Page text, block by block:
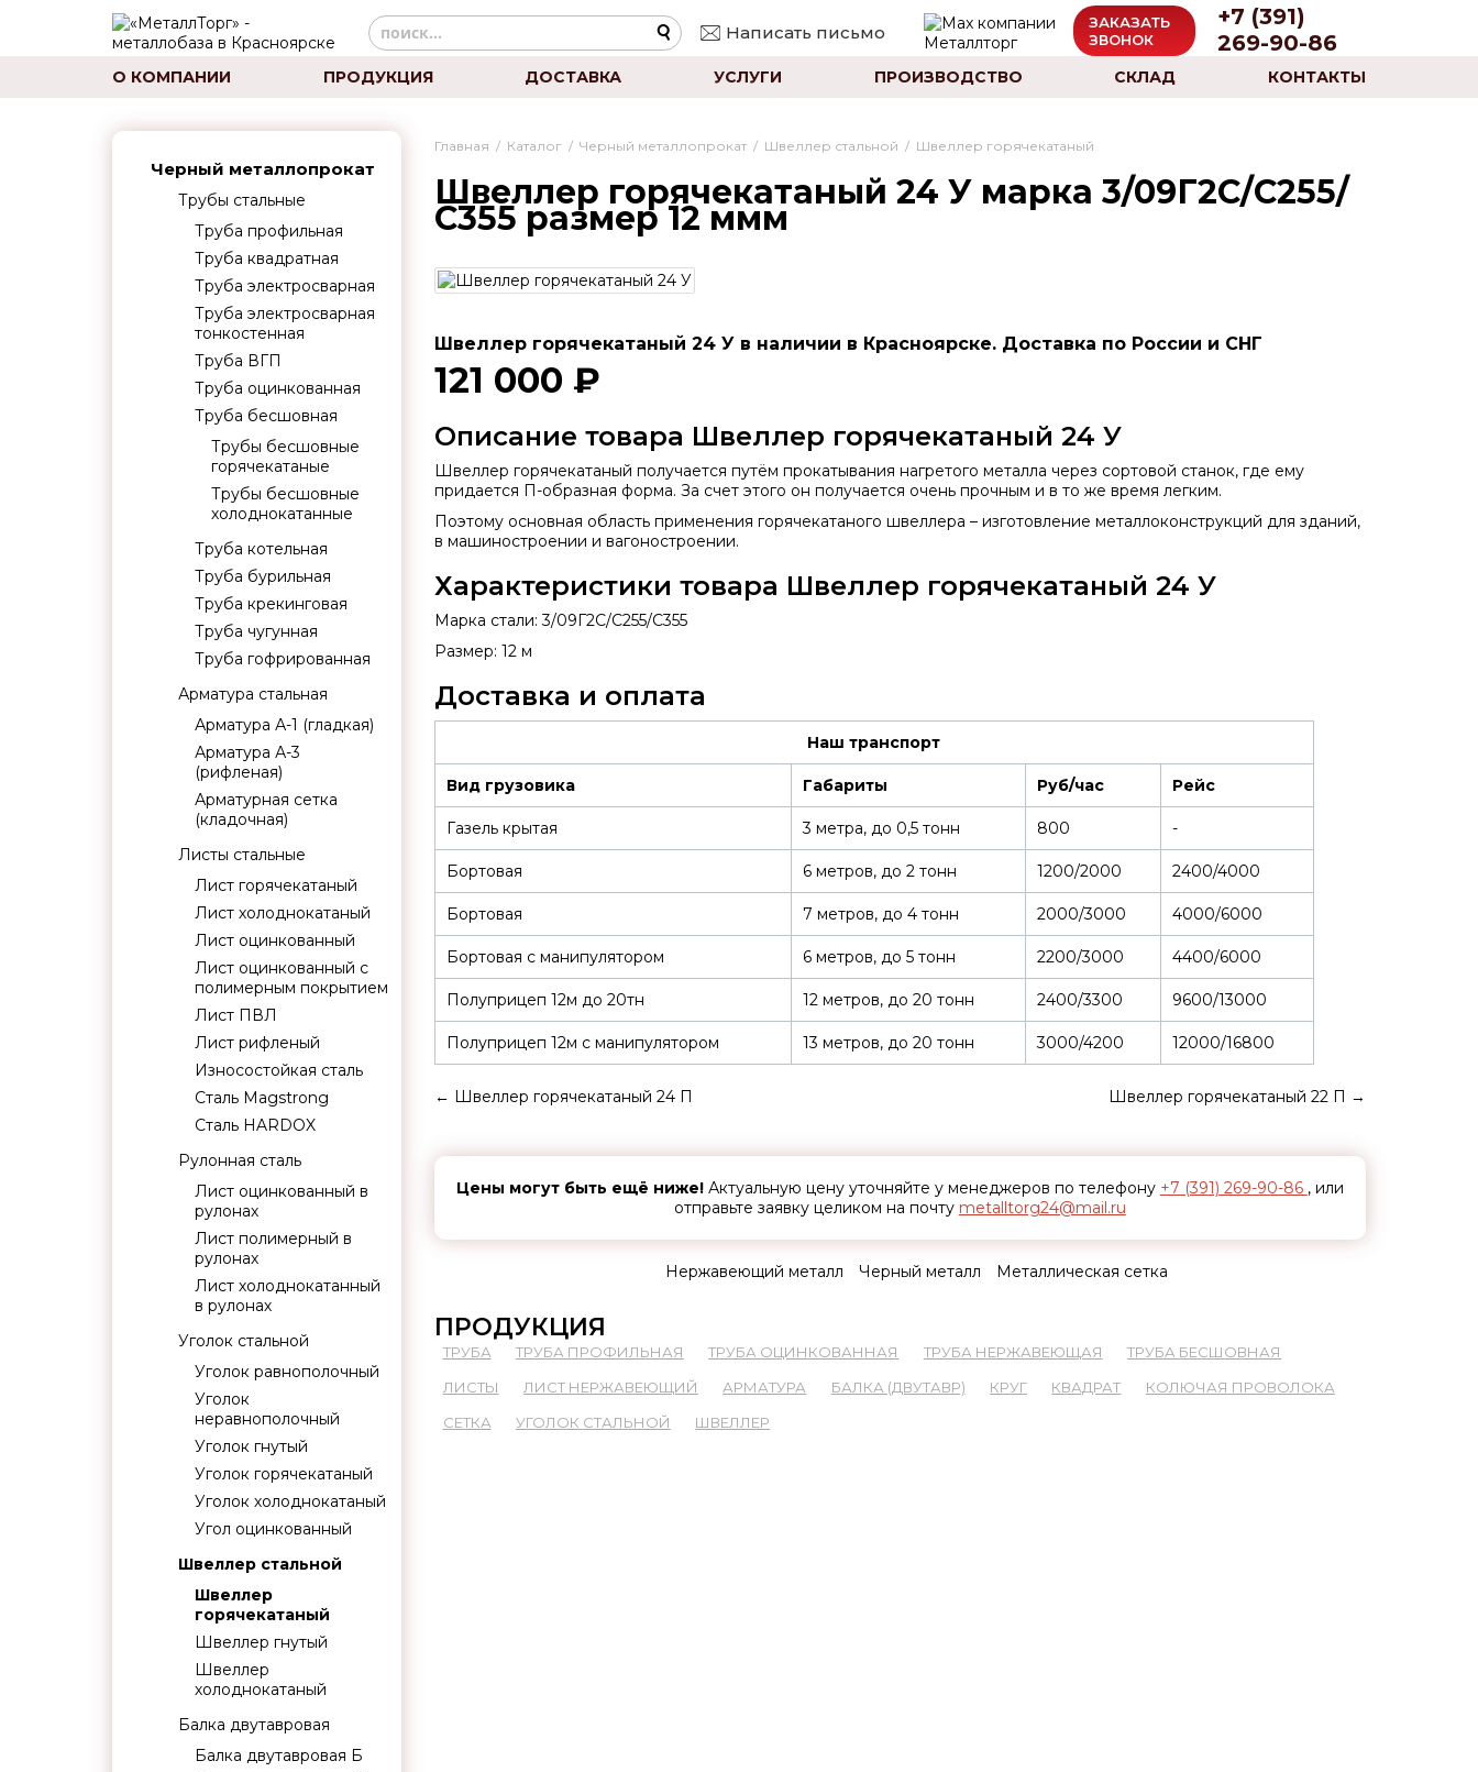
Написать письмо
ЗАКАЗАТЬ
ЗВОНОК
+7 (391)
269-90-86
О КОМПАНИИ ПРОДУКЦИЯ ДОСТАВКА УСЛУГИ ПРОИЗВОДСТВО СКЛАД КОНТАКТЫ
Черный металлопрокат
Трубы стальные
Труба профильная
Труба квадратная
Труба электросварная
Труба электросварная
тонкостенная
Труба ВГП
Труба оцинкованная
Труба бесшовная
Трубы бесшовные
горячекатаные
Трубы бесшовные
холоднокатанные
Труба котельная
Труба бурильная
Труба крекинговая
Труба чугунная
Труба гофрированная
Арматура стальная
Арматура А-1 (гладкая)
Арматура А-3
(рифленая)
Арматурная сетка
(кладочная)
Листы стальные
Лист горячекатаный
Лист холоднокатаный
Лист оцинкованный
Лист оцинкованный с
полимерным покрытием
Лист ПВЛ
Лист рифленый
Износостойкая сталь
Сталь Magstrong
Сталь HARDOX
Рулонная сталь
Лист оцинкованный в
рулонах
Лист полимерный в
рулонах
Лист холоднокатанный
в рулонах
Уголок стальной
Уголок равнополочный
Уголок
неравнополочный
Уголок гнутый
Уголок горячекатаный
Уголок холоднокатаный
Угол оцинкованный
Швеллер стальной
Швеллер
горячекатаный
Швеллер гнутый
Швеллер
холоднокатаный
Балка двутавровая
Балка двутавровая Б
Главная / Каталог / Черный металлопрокат / Швеллер стальной / Швеллер горячекатаный
Швеллер горячекатаный 24 У марка 3/09Г2С/С255/
С355 размер 12 ммм
Швеллер горячекатаный 24 У в наличии в Красноярске. Доставка по России и СНГ
121 000 ₽
Описание товара Швеллер горячекатаный 24 У
Швеллер горячекатаный получается путём прокатывания нагретого металла через сортовой станок, где ему
придается П-образная форма. За счет этого он получается очень прочным и в то же время легким.
Поэтому основная область применения горячекатаного швеллера – изготовление металлоконструкций для зданий,
в машиностроении и вагоностроении.
Характеристики товара Швеллер горячекатаный 24 У
Марка стали: 3/09Г2С/С255/С355
Размер: 12 м
Доставка и оплата
Наш транспорт
Вид грузовика Габариты Руб/час Рейс
Газель крытая 3 метра, до 0,5 тонн 800 -
Бортовая 6 метров, до 2 тонн 1200/2000 2400/4000
Бортовая 7 метров, до 4 тонн 2000/3000 4000/6000
Бортовая с манипулятором 6 метров, до 5 тонн 2200/3000 4400/6000
Полуприцеп 12м до 20тн 12 метров, до 20 тонн 2400/3300 9600/13000
Полуприцеп 12м с манипулятором 13 метров, до 20 тонн 3000/4200 12000/16800
← Швеллер горячекатаный 24 П Швеллер горячекатаный 22 П →
Цены могут быть ещё ниже!Актуальную цену уточняйте у менеджеров по телефону +7 (391) 269-90-86 , или
отправьте заявку целиком на почту metalltorg24@mail.ru
Нержавеющий металл Черный металл Металлическая сетка
ПРОДУКЦИЯ
ТРУБА ТРУБА ПРОФИЛЬНАЯ ТРУБА ОЦИНКОВАННАЯ ТРУБА НЕРЖАВЕЮЩАЯ
ТРУБА БЕСШОВНАЯ
ЛИСТЫ
ЛИСТ НЕРЖАВЕЮЩИЙ АРМАТУРА БАЛКА (ДВУТАВР) КРУГ КВАДРАТ
КОЛЮЧАЯ ПРОВОЛОКА
СЕТКА
УГОЛОК СТАЛЬНОЙ ШВЕЛЛЕР